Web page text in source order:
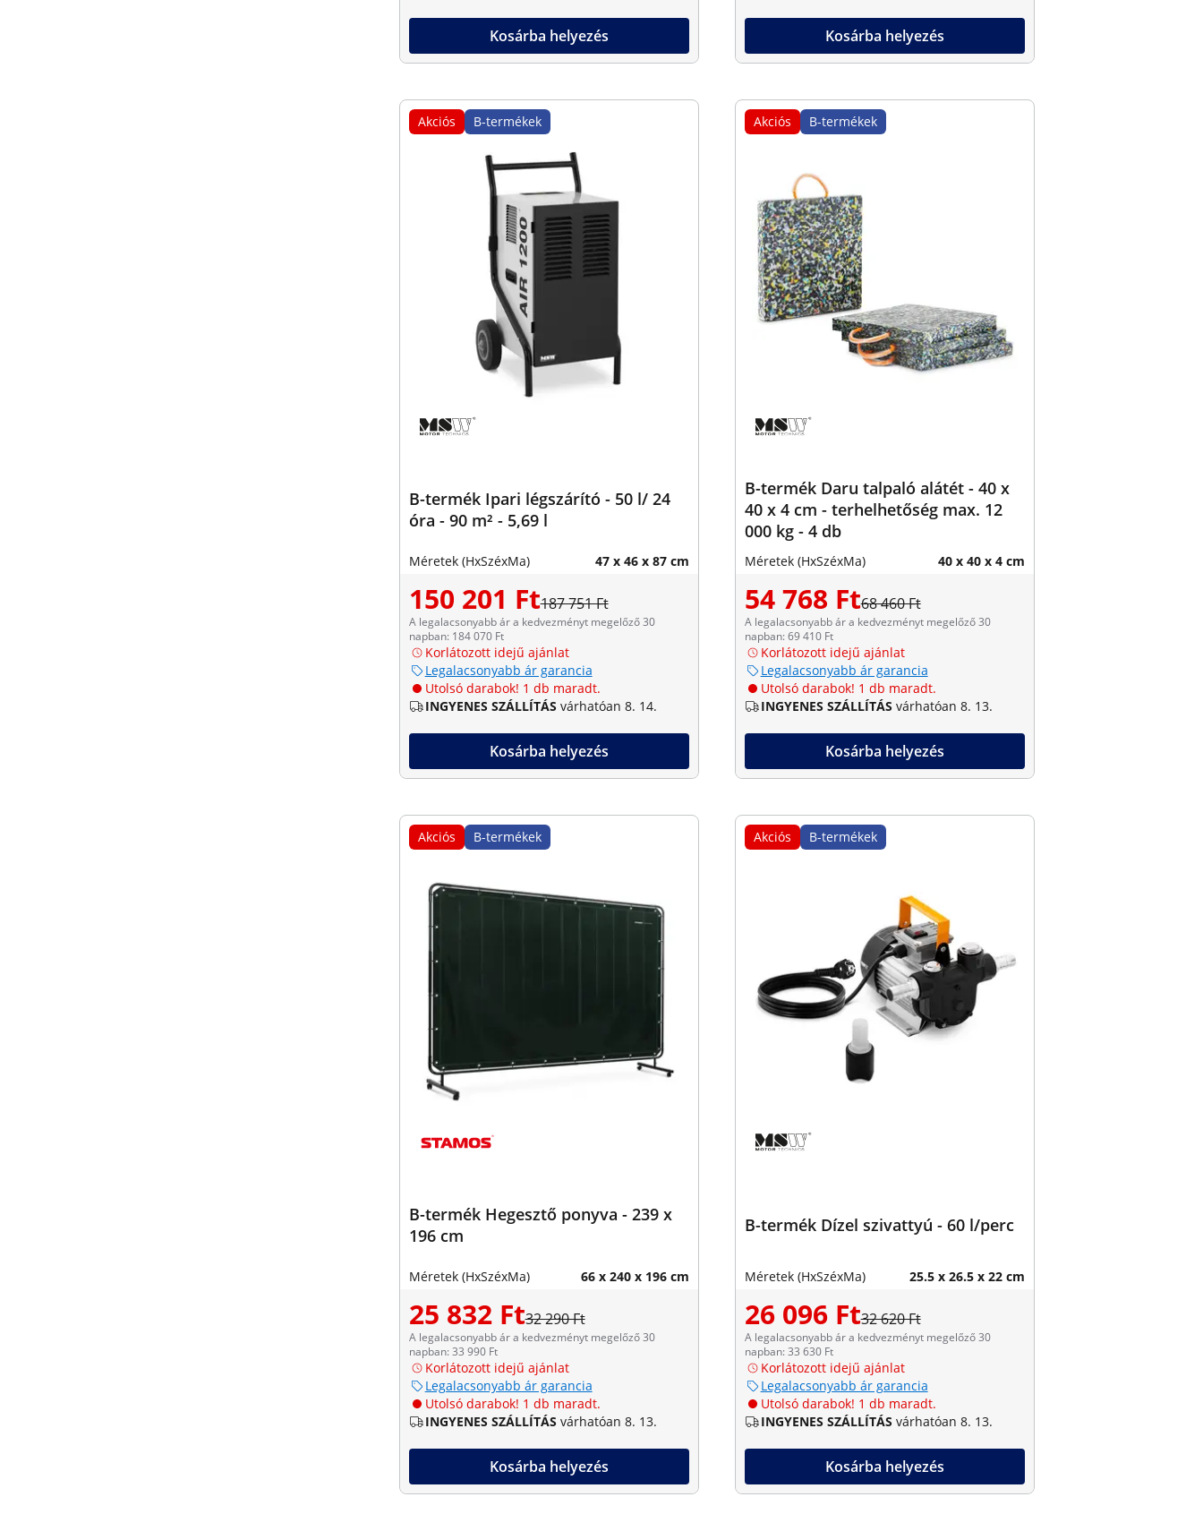
Kosárba helyezés Kosárba helyezés
Akciós B-termékek
B-termék Ipari légszárító - 50 l/ 24
óra - 90 m² - 5,69 l
Méretek (HxSzéxMa) 47 x 46 x 87 cm
150 201 Ft187 751 Ft
A legalacsonyabb ár a kedvezményt megelőző 30
napban: 184 070 Ft
Korlátozott idejű ajánlat
Legalacsonyabb ár garancia
Utolsó darabok! 1 db maradt.
INGYENES SZÁLLÍTÁS várhatóan 8. 14.
Kosárba helyezés
Akciós B-termékek
B-termék Daru talpaló alátét - 40 x
40 x 4 cm - terhelhetőség max. 12
000 kg - 4 db
Méretek (HxSzéxMa) 40 x 40 x 4 cm
54 768 Ft68 460 Ft
A legalacsonyabb ár a kedvezményt megelőző 30
napban: 69 410 Ft
Korlátozott idejű ajánlat
Legalacsonyabb ár garancia
Utolsó darabok! 1 db maradt.
INGYENES SZÁLLÍTÁS várhatóan 8. 13.
Kosárba helyezés
Akciós B-termékek
B-termék Hegesztő ponyva - 239 x
196 cm
Méretek (HxSzéxMa) 66 x 240 x 196 cm
25 832 Ft32 290 Ft
A legalacsonyabb ár a kedvezményt megelőző 30
napban: 33 990 Ft
Korlátozott idejű ajánlat
Legalacsonyabb ár garancia
Utolsó darabok! 1 db maradt.
INGYENES SZÁLLÍTÁS várhatóan 8. 13.
Kosárba helyezés
Akciós B-termékek
B-termék Dízel szivattyú - 60 l/perc
Méretek (HxSzéxMa) 25.5 x 26.5 x 22 cm
26 096 Ft32 620 Ft
A legalacsonyabb ár a kedvezményt megelőző 30
napban: 33 630 Ft
Korlátozott idejű ajánlat
Legalacsonyabb ár garancia
Utolsó darabok! 1 db maradt.
INGYENES SZÁLLÍTÁS várhatóan 8. 13.
Kosárba helyezés